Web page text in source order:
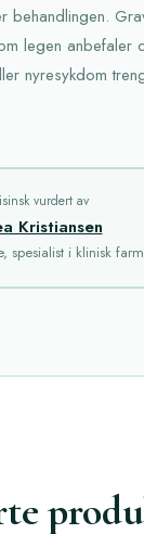
behandlingen.
legen anbefaler
nyresykdom
vurdert av
Kristiansen
spesialist i klinisk